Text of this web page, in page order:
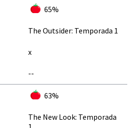
65%
The Outsider: Temporada 1
x
--
63%
The New Look: Temporada